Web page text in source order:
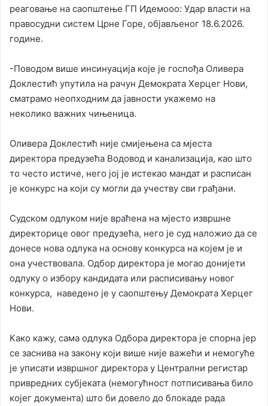
реаговање на саопштење ГП Идемооо: Удар власти на
правосудни систем Црне Горе, објављеног 18.6.2026.
године.
-Поводом више инсинуација које је госпођа Оливера
Доклестић упутила на рачун Демократа Херцег Нови,
сматрамо неопходним да јавности укажемо на
неколико важних чињеница.
Оливера Доклестић није смијењена са мјеста
директора предузећа Водовод и канализација, као што
то често истиче, него јој је истекао мандат и расписан
је конкурс на који су могли да учеству сви грађани.
Судском одлуком није враћена на мјесто извршне
директорице овог предузећа, него је суд наложио да се
донесе нова одлука на основу конкурса на којем је и
она учествовала. Одбор директора је могао донијети
одлуку о избору кандидата или расписивању новог
конкурса, наведено је у саопштењу Демократа Херцег
Нови.
Како кажу, сама одлука Одбора директора је спорна јер
се заснива на закону који више није важећи и немогуће
је уписати извршног директора у Централни регистар
привредних субјеката (немогућност потписивања било
којег документа) што би довело до блокаде рада